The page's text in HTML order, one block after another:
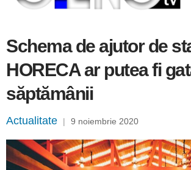
Schema de ajutor de
HORECA ar putea fi
săptămânii
Actualitate | 9 noiembrie 2020